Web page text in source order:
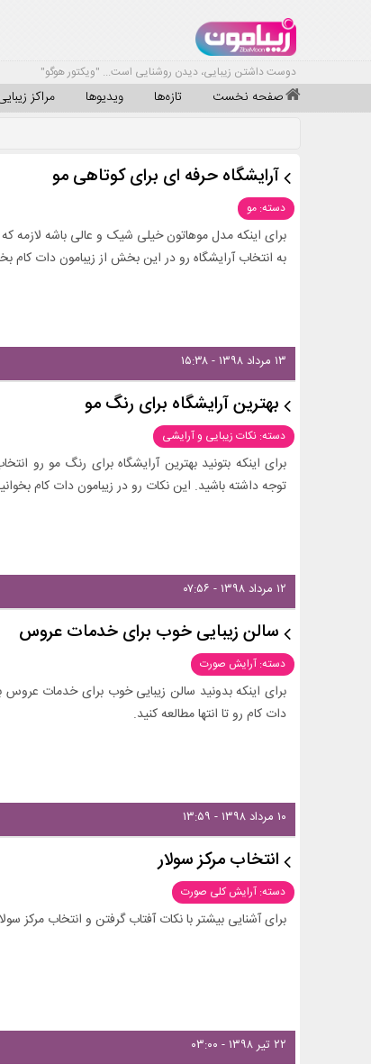
دوست داشتن زیبایی، دیدن روشنایی است... "ویکتور هوگو"
صفحه نخست تازه‌ها ویدیوها مراکز
آرایشگاه حرفه ای برای کوتاهی مو
دسته: مو
برای اینکه مدل موهاتون خیلی شیک و عالی باشه لازمه
به انتخاب آرایشگاه رو در این بخش از زیبامون دات کام
۱۳ مرداد ۱۳۹۸ - ۱۵:۳۸
بهترین آرایشگاه برای رنگ مو
دسته: نکات زیبایی و آرایشی
برای اینکه بتونید بهترین آرایشگاه برای رنگ مو رو
توجه داشته باشید. این نکات رو در زیبامون دات کام
۱۲ مرداد ۱۳۹۸ - ۰۷:۵۶
سالن زیبایی خوب برای خدمات عروس
دسته: آرایش صورت
برای اینکه بدونید سالن زیبایی خوب برای خدمات
دات کام رو تا انتها مطالعه کنید.
۱۰ مرداد ۱۳۹۸ - ۱۳:۵۹
انتخاب مرکز سولار
دسته: آرایش کلی صورت
برای آشنایی بیشتر با نکات آفتاب گرفتن و انتخاب مرکز
۲۲ تیر ۱۳۹۸ - ۰۳:۰۰